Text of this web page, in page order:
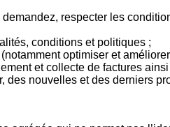
respecter les
conditions et politiques ;
optimiser et
et collecte de factures
nouvelles et des derniers